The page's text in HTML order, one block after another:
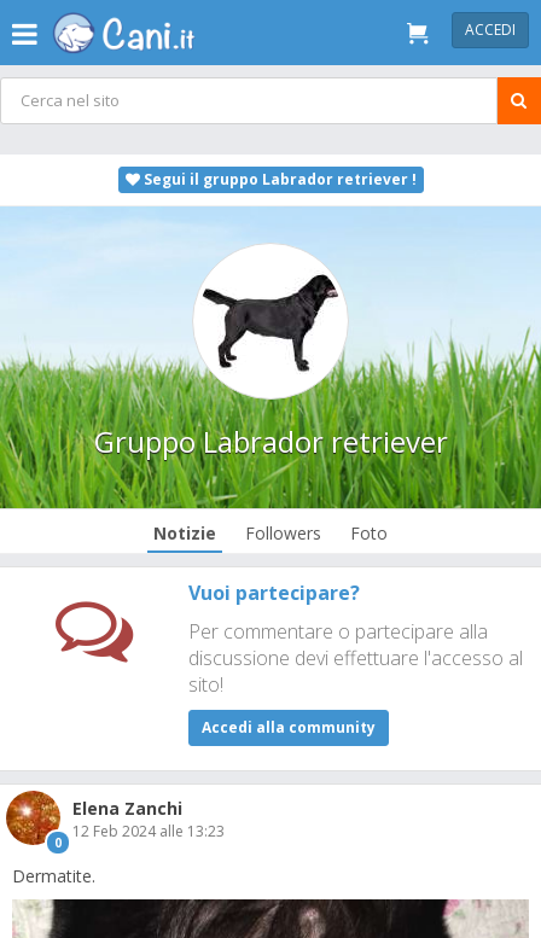
ACCEDI
Segui il gruppo Labrador retriever !
Gruppo Labrador retriever
Notizie Followers Foto
Vuoi partecipare?
Per commentare o partecipare alla
discussione devi effettuare l'accesso al
sito!
Accedi alla community
0
Elena Zanchi
12 Feb 2024 alle 13:23
Dermatite.